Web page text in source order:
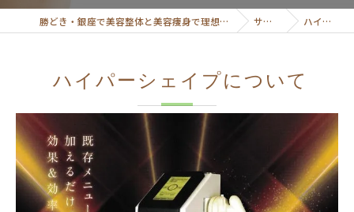
勝どき・銀座で美容整体と美容痩身で理想のボディーへ導くプライベートサロンボディーリセット サービス内容 ハイパーシェイプ
ハイパーシェイプについて